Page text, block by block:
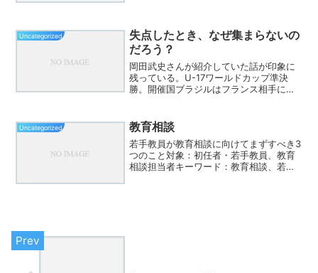
にとってマイナスな出来事...
Uncategorized
失点したとき、なぜ集まらないの
だろう？
岡田武史さんが紹介していた話が印象に
残っている。U-17ワールドカップ準決
勝。開催国ブラジルはフランス相手に前
分たちだけで激しく議論を始めたとい
う。監督から答えをも...
Uncategorized 教育相談
若手教員が教育相談に向けてまずすべき3
つのこと対象：初任者・若手教員、教育
相談担当者キーワード：教育相談、若手